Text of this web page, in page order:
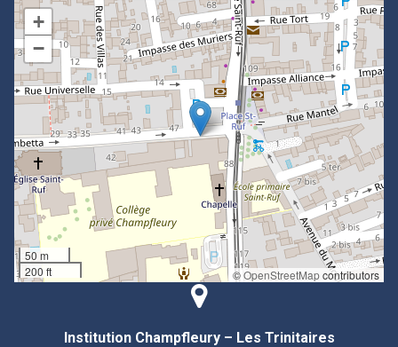
+
−
50 m
200 ft
©OpenStreetMapcontributors
Institution Champfleury – Les Trinitaires